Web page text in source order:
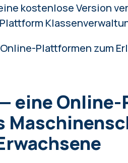
kostenlose Version
Plattformen zum
eine